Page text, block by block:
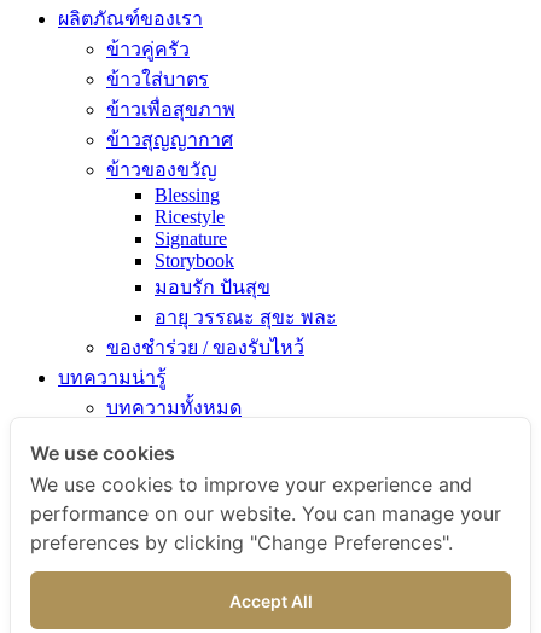
ผลิตภัณฑ์ของเรา
ข้าวคู่ครัว
ข้าวใส่บาตร
ข้าวเพื่อสุขภาพ
ข้าวสุญญากาศ
ข้าวของขวัญ
Blessing
Ricestyle
Signature
Storybook
มอบรัก ปันสุข
อายุ วรรณะ สุขะ พละ
ของชำร่วย / ของรับไหว้
บทความน่ารู้
บทความทั้งหมด
ไขข้อสงสัยเรื่องข้าว
คัมภีร์เข้าครัว
สารพัดเมนูอร่อย
สุขภาพดีกับข้าวธรรม
We use cookies
We use cookies to improve your experience and
performance on our website. You can manage your
preferences by clicking "Change Preferences".
Accept All